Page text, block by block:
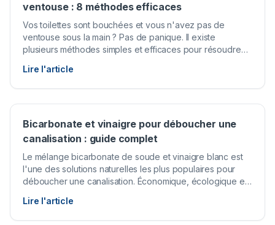
ventouse : 8 méthodes efficaces
Vos toilettes sont bouchées et vous n'avez pas de
ventouse sous la main ? Pas de panique. Il existe
plusieurs méthodes simples et efficaces pour résoudre
déjà chez vous. Que le bouchon soit léger ou plus
tenace, l'une de ces 8 techniques devrait vous permettre
Lire l'article
Bicarbonate et vinaigre pour déboucher une
canalisation : guide complet
Le mélange bicarbonate de soude et vinaigre blanc est
l'une des solutions naturelles les plus populaires pour
déboucher une canalisation. Économique, écologique et
réaction chimique qui produit une mousse effervescente
capable de désagréger de nombreux types de
Lire l'article